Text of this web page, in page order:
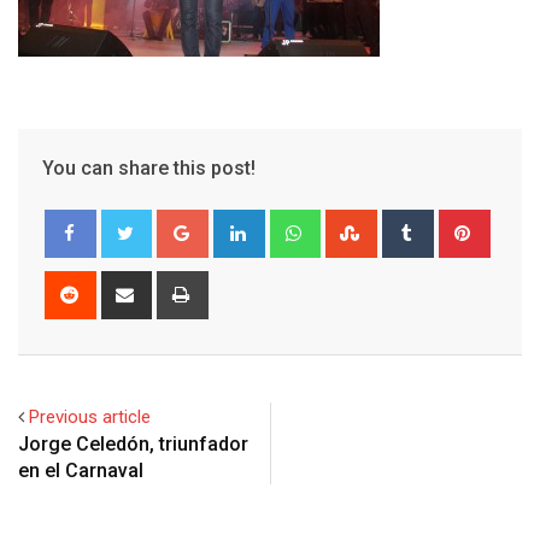
You can share this post!
Google+ LinkedIn WhatsappStumbleUpon
Tumblr
Reddit
Share
Previous article
Jorge Celedón, triunfador